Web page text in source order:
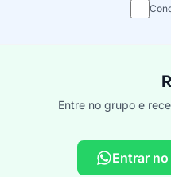
Entre no grupo e
Entrar